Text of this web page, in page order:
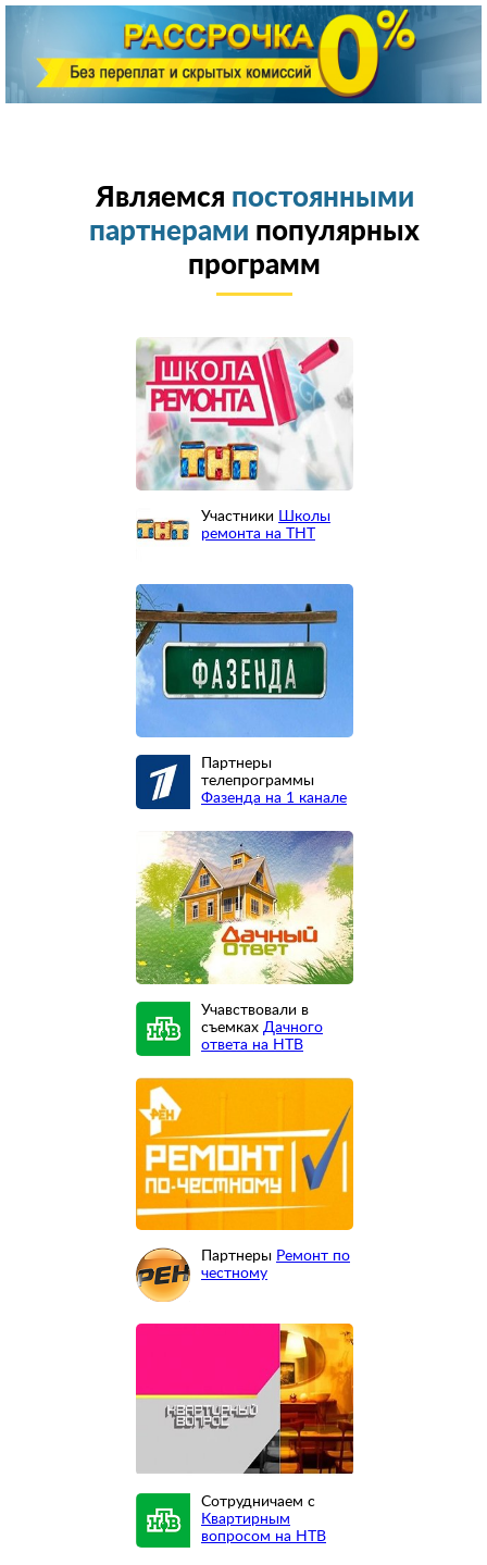
Являемся постоянными
партнерами популярных
программ
Участники
Школы
ремонта на ТНТ
Партнеры
телепрограммы
Фазенда на 1 канале
Учавствовали в
съемках Дачного
ответа на НТВ
Партнеры Ремонт по
честному
Сотрудничаем с
Квартирным
вопросом на НТВ